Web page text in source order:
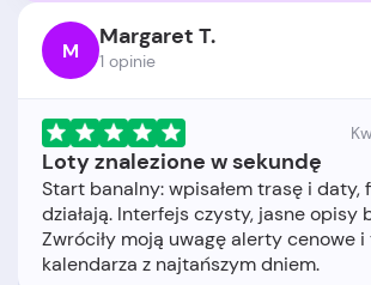
M Margaret T.
1 opinie
Loty znalezione w sekundę
Start banalny: wpisałem trasę i
działają. Interfejs czysty, jasne opisy
Zwróciły moją uwagę alerty cenowe